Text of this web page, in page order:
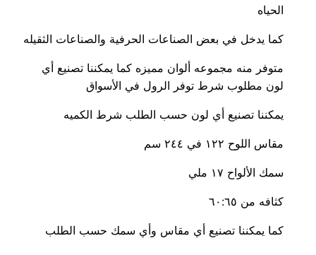
الحياه
كما يدخل في بعض الصناعات الحرفية والصناعات الثقيله
متوفر منه مجموعه ألوان مميزه كما يمكننا تصنيع أي
لون مطلوب شرط توفر الرول في الأسواق
يمكننا تصنيع أي لون حسب الطلب شرط الكميه
مقاس اللوح ١٢٢ في ٢٤٤ سم
سمك الألواح ١٧ ملي
كثافه من ٦٠:٦٥
كما يمكننا تصنيع أي مقاس وأي سمك حسب الطلب